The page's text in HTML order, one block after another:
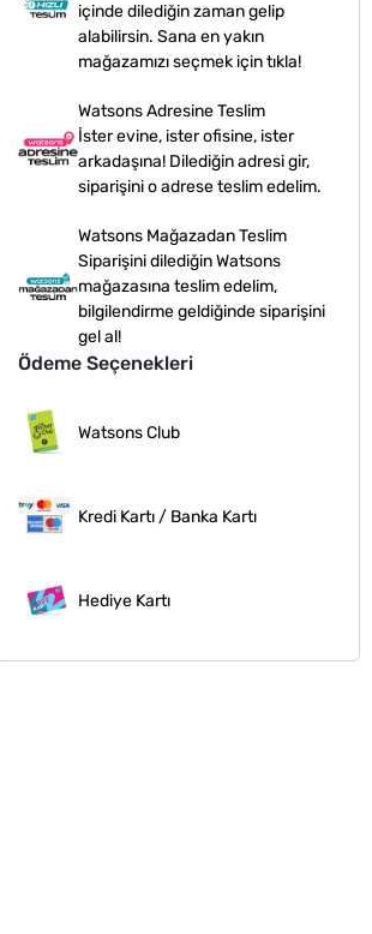
içinde dilediğin zaman gelip
alabilirsin. Sana en yakın
mağazamızı seçmek için tıkla!
Watsons Adresine Teslim
İster evine, ister ofisine, ister
arkadaşına! Dilediğin adresi gir,
siparişini o adrese teslim edelim.
Watsons Mağazadan Teslim
Siparişini dilediğin Watsons
mağazasına teslim edelim,
bilgilendirme geldiğinde siparişini
gel al!
Ödeme Seçenekleri
Watsons Club
Kredi Kartı / Banka Kartı
Hediye Kartı